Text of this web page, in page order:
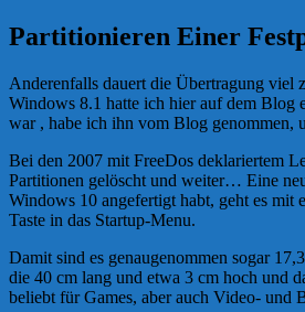
Partitionieren Einer
Anderenfalls dauert die Übertragung viel
Windows 8.1 hatte ich hier auf dem Blog
war , habe ich ihn vom Blog genommen,
Bei den 2007 mit FreeDos deklariertem
Partitionen gelöscht und weiter… Eine
Windows 10 angefertigt habt, geht es mit
Taste in das Startup-Menu.
Damit sind es genaugenommen sogar
die 40 cm lang und etwa 3 cm hoch und
beliebt für Games, aber auch Video- und